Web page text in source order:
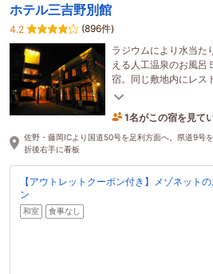
ホテル三吉野別館
4.2
(896件)
ラジウムにより水当た
える人工温泉のお風呂
宿。同じ敷地内にレス
り、石窯料理をお楽し
1名がこの宿を見て
3時間前に予約され
佐野・藤岡ICより国道50号を足利方面へ。県道9号
折後右手に看板
【アウトレットクーポン付き】メゾネット
ン
和室 食事なし